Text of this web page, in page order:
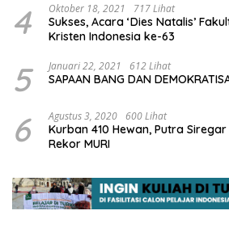
4 Oktober 18, 2021 717 Lihat
Sukses, Acara ‘Dies Natalis’ Fakultas Hukum Universitas
Kristen Indonesia ke-63
5 Januari 22, 2021 612 Lihat
SAPAAN BANG DAN
6 Agustus 3, 2020 600 Lihat
Kurban 410 Hewan, Putra
Rekor MURI